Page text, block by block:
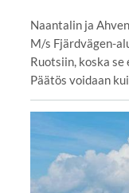
Naantalin ja
M/s Fjärdvägen-
Ruotsiin, koska se
Päätös voidaan